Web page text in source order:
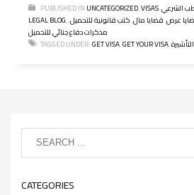
PUBLISHED IN UNCATEGORIZED,VISAS,الشرعي
LEGAL BLOG, عرض,قضايا مال,كتب قانونية للتحميل,
مذكرات دفاع جنائي للتحميل
TAGGED UNDER:GET VISA,GET YOUR VISA,
CATEGORIES